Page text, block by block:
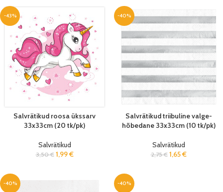
-43%
Salvrätikud roosa ükssarv
33x33cm (20 tk/pk)
Salvrätikud
3,50€ 1,99€
-40%
Salvrätikud triibuline valge-
hõbedane 33x33cm (10 tk/pk)
Salvrätikud
2,75€ 1,65€
-40% -40%